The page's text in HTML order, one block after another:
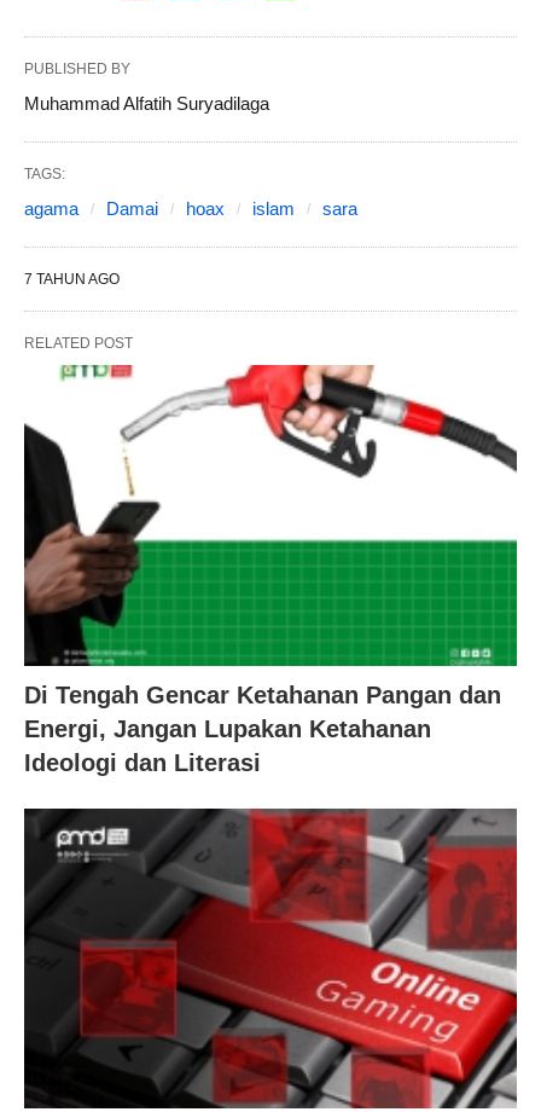
PUBLISHED BY
Muhammad Alfatih Suryadilaga
TAGS:
agama Damai hoax islam sara
7 TAHUN AGO
RELATED POST
Di Tengah Gencar Ketahanan Pangan dan
Energi, Jangan Lupakan Ketahanan
Ideologi dan Literasi